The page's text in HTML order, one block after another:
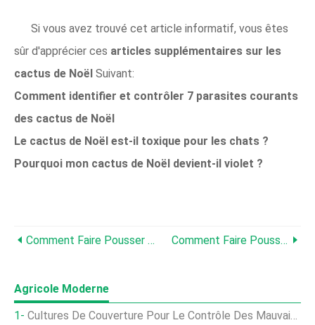
Si vous avez trouvé cet article informatif, vous êtes
sûr d'apprécier ces articles supplémentaires sur les
cactus de Noël Suivant:
Comment identifier et contrôler 7 parasites courants
des cactus de Noël
Le cactus de Noël est-il toxique pour les chats ?
Pourquoi mon cactus de Noël devient-il violet ?
Comment Faire Pousser Et Prendre Soin De Peace Lily Comment Faire Pousser Le Pin De L'île Norfolk, Votre Arbre De Noël Vivant
Agricole Moderne
Cultures De Couverture Pour Le Contrôle Des Mauvaises Herbes :quand Planter Des Cultures De Couverture Pour Supprimer Les Mauvaises Herbes